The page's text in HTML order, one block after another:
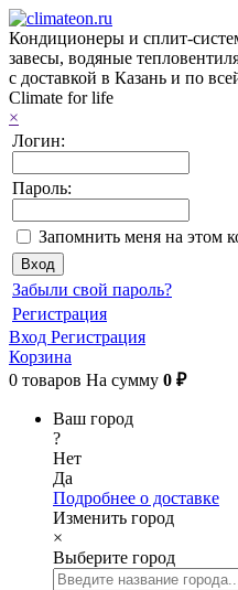
Кондиционеры и сплит-
завесы, водяные
с доставкой в Казань и по
Climate for life
×
Логин:
Пароль:
Запомнить меня на этом
Забыли свой пароль?
Регистрация
Вход Регистрация
Корзина
0 товаров На сумму 0 ₽
Ваш город
?
Нет
Да
Подробнее о доставке
Изменить город
×
Выберите город